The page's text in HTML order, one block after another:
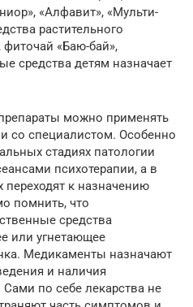
«Алфавит», «Мульти-
растительного
фиточай «Баю-бай»,
средства детям назначает
можно применять
со специалистом. Особенно
стадиях патологии
психотерапии, а в
переходят к назначению
помнить, что
средства
или угнетающее
Медикаменты назначают
и наличия
по себе лекарства не